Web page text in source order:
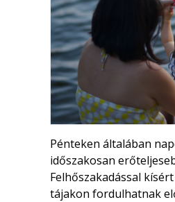
Pénteken általában
időszakosan
Felhőszakadással
tájakon fordulhatnak